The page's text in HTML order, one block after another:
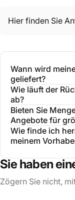
Hier finden Sie
Wann wird
geliefert?
Wie läuft der
ab?
Bieten Sie
Angebote für
Wie finde ich
meinem
Sie haben
Zögern Sie nicht,